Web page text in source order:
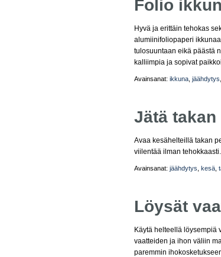
Folio
Hyvä ja erittäin tehokas
alumiinifoliopaperi
tulosuuntaan eikä päästä
kalliimpia ja sopivat
Avainsanat: ikkuna jäähdytys
Jätä
Avaa kesähelteillä takan
viilentää ilman tehokkaasti.
Avainsanat: jäähdytys kesä
Löysät
Käytä helteellä löysempiä
vaatteiden ja ihon väliin
paremmin